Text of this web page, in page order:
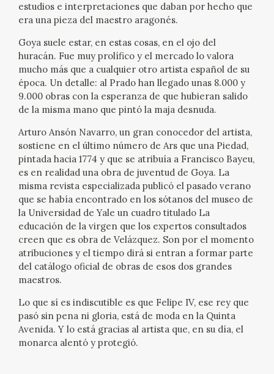
FRANCISCO DE GOYA
BIOGRAFÍA
CRONOLOGÍA
CATÁLOGO
GOYA EN EL MUNDO
GOYA EN ARAGÓN
PREMIO ARAGÓN GOYA
TIENDA
estudios e interpretaciones que daban por hecho que
era una pieza del maestro aragonés.
Goya suele estar, en estas cosas, en el ojo del
huracán. Fue muy prolífico y el mercado lo valora
mucho más que a cualquier otro artista español de su
época. Un detalle: al Prado han llegado unas 8.000 y
9.000 obras con la esperanza de que hubieran salido
de la misma mano que pintó la maja desnuda.
Arturo Ansón Navarro, un gran conocedor del artista,
sostiene en el último número de Ars que una Piedad,
pintada hacia 1774 y que se atribuía a Francisco Bayeu,
es en realidad una obra de juventud de Goya. La
misma revista especializada publicó el pasado verano
que se había encontrado en los sótanos del museo de
la Universidad de Yale un cuadro titulado La
educación de la virgen que los expertos consultados
creen que es obra de Velázquez. Son por el momento
atribuciones y el tiempo dirá si entran a formar parte
del catálogo oficial de obras de esos dos grandes
maestros.
Lo que sí es indiscutible es que Felipe IV, ese rey que
pasó sin pena ni gloria, está de moda en la Quinta
Avenida. Y lo está gracias al artista que, en su día, el
monarca alentó y protegió.